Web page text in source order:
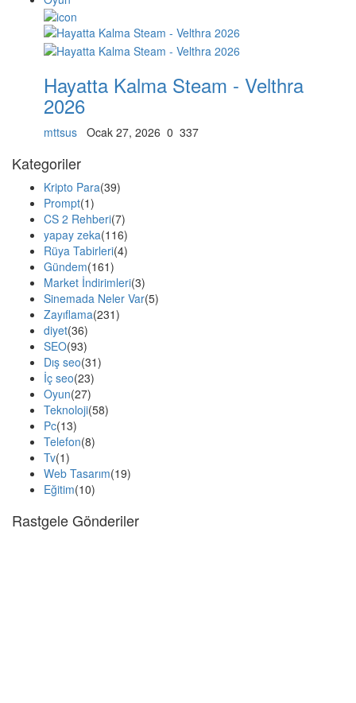
Hayatta Kalma Steam - Velthra
2026
mttsus Ocak 27, 2026 0 337
Kategoriler
Kripto Para(39)
Prompt(1)
CS 2 Rehberi(7)
yapay zeka(116)
Rüya Tabirleri(4)
Gündem(161)
Market İndirimleri(3)
Sinemada Neler Var(5)
Zayıflama(231)
diyet(36)
SEO(93)
Dış seo(31)
İç seo(23)
Oyun(27)
Teknoloji(58)
Pc(13)
Telefon(8)
Tv(1)
Web Tasarım(19)
Eğitim(10)
Rastgele Gönderiler